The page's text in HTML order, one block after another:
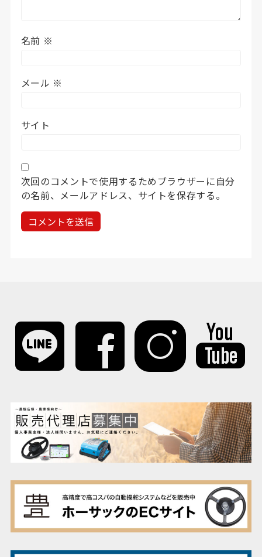
名前 ※
メール ※
サイト
次回のコメントで使用するためブラウザーに自分
の名前、メールアドレス、サイトを保存する。